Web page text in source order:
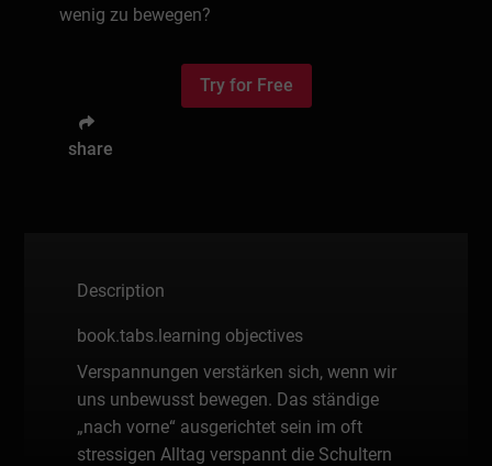
wenig zu bewegen?
Try for Free
share
Description
book.tabs.learning objectives
Verspannungen verstärken sich, wenn wir
uns unbewusst bewegen. Das ständige
„nach vorne“ ausgerichtet sein im oft
stressigen Alltag verspannt die Schultern